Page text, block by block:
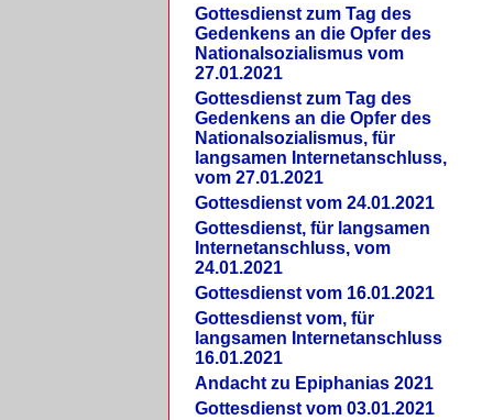
Gottesdienst zum Tag des
Gedenkens an die Opfer des
Nationalsozialismus vom
27.01.2021
Gottesdienst zum Tag des
Gedenkens an die Opfer des
Nationalsozialismus, für
langsamen Internetanschluss,
vom 27.01.2021
Gottesdienst vom 24.01.2021
Gottesdienst, für langsamen
Internetanschluss, vom
24.01.2021
Gottesdienst vom 16.01.2021
Gottesdienst vom, für
langsamen Internetanschluss
16.01.2021
Andacht zu Epiphanias 2021
Gottesdienst vom 03.01.2021